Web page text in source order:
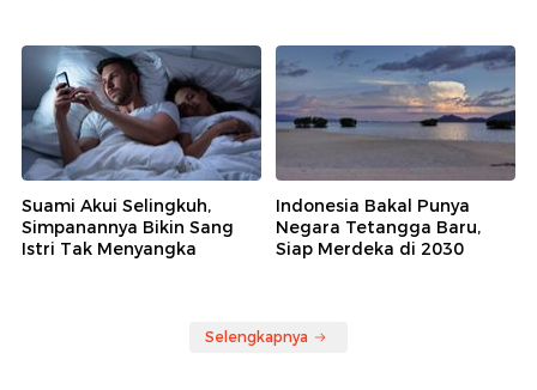
Suami Akui Selingkuh,
Simpanannya Bikin Sang
Istri Tak Menyangka
Indonesia Bakal Punya
Negara Tetangga Baru,
Siap Merdeka di 2030
Selengkapnya